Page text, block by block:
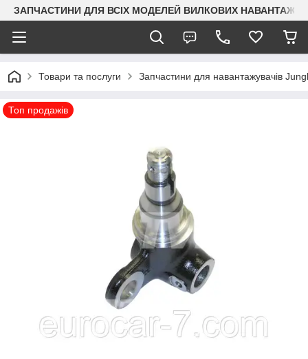
ЗАПЧАСТИНИ ДЛЯ ВСІХ МОДЕЛЕЙ ВИЛКОВИХ
Товари та послуги Запчастини для навантажувачів
Топ продажів